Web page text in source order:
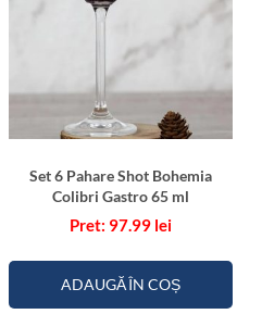
Set 6 Pahare Shot Bohemia
Colibri Gastro 65 ml
97.99 lei
ADAUGĂ ÎN COȘ